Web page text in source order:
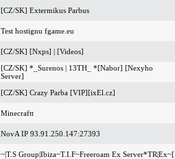
[CZ/SK] Extermikus Parbus
Test hostignu fgame.eu
[CZ/SK] [Nxps] | [Videos]
[CZ/SK] *_Surenos | 13TH_ *[Nabor] [Nexyho
Server]
[CZ/SK] Crazy Parba [VIP][ixEl.cz]
Minecraftt
NovA IP 93.91.250.147:27393
~|T.S Group|Ibiza~T.I.F~Freeroam Ex Server*TR|Ex~[